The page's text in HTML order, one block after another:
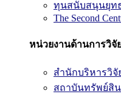
ทุนสนับสนุนยุท
The Second
หน่วยงานด้านการวิจั
สำนักบริหารวิจั
สถาบันทรัพย์สิ